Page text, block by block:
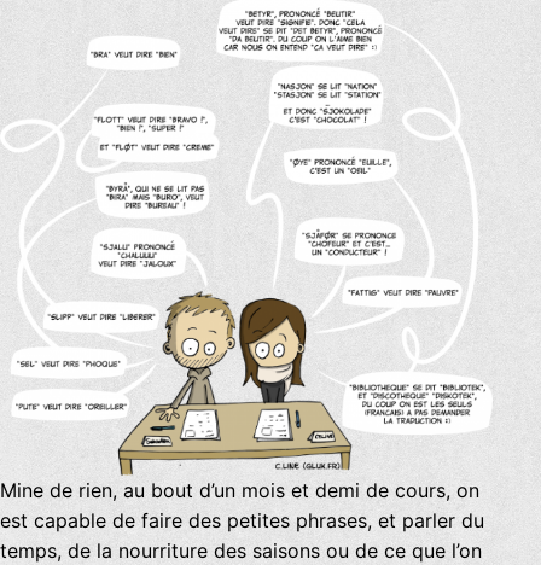
Mine de rien, au bout d’un mois et demi de cours, on
est capable de faire des petites phrases, et parler du
temps, de la nourriture des saisons ou de ce que l’on